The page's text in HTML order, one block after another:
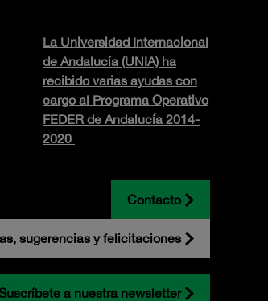
La Universidad Internacional
de Andalucía (UNIA) ha
recibido varias ayudas con
cargo al Programa Operativo
FEDER de Andalucía 2014-
2020
Contacto
sugerencias y felicitaciones
a nuestra newsletter